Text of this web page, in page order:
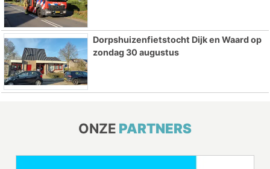
Dorpshuizenfietstocht Dijk en Waard op
zondag 30 augustus
ONZE PARTNERS